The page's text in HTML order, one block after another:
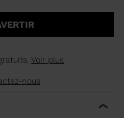
Voir plus
nous